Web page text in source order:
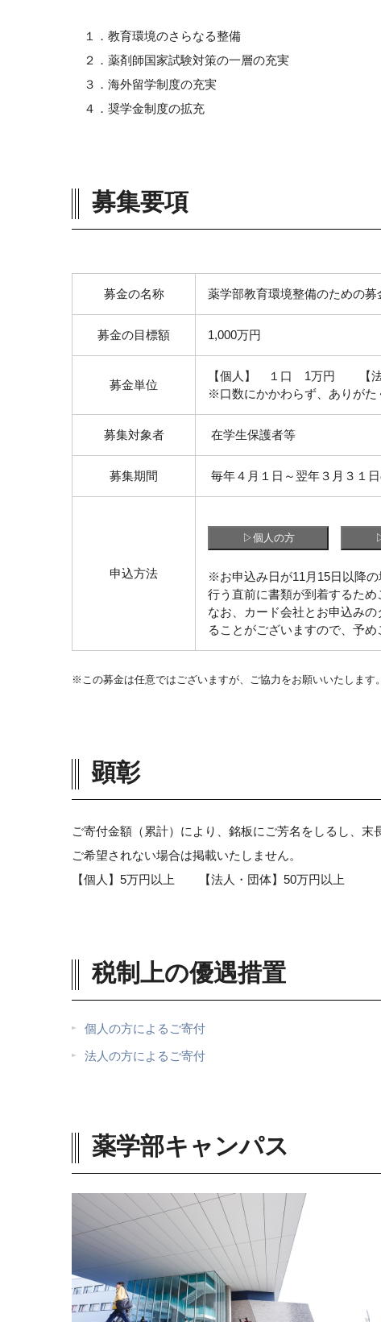
１．教育環境のさらなる整備
２．薬剤師国家試験対策の一層の充実
３．海外留学制度の充実
４．奨学金制度の拡充
募集要項
募金の名称 薬学部教育環境整備のための募
募金の目標額 1,000万円
募金単位
【個人】 １口 1万円 【
※口数にかかわらず、ありがた
募集対象者 在学生保護者等
募集期間 毎年４月１日～翌年３月３１
申込方法
※お申込み日が11月15日以降
行う直前に書類が到着するた
なお、カード会社とお申込み
ることがございますので、予
※この募金は任意ではございますが、ご協力をお願いいたします
顕彰
ご寄付金額（累計）により、銘板にご芳名をしるし、末
ご希望されない場合は掲載いたしません。
【個人】5万円以上 【法人・団体】50万円以上
税制上の優遇措置
個人の方によるご寄付
法人の方によるご寄付
薬学部キャンパス